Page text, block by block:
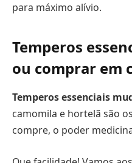
para máximo alívio.
Temperos
ou comprar em
Temperos essenciais
camomila e hortelã são
compre, o poder